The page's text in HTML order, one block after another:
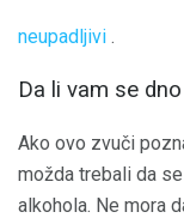
neupadljivi .
Da li vam se
Ako ovo zvuči
možda trebali da
alkohola. Ne mora